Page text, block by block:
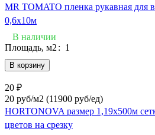
MR TOMATO пленка рукавная для
0,6х10м
В наличии
В корзину
Площадь, м2: 1
20 ₽
20 руб/м2 (11900 руб/eд)
HORTONOVA размер 1,19х500м
цветов на срезку